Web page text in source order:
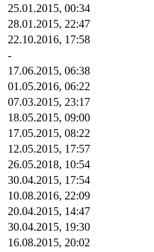
25.01.2015, 00:34
28.01.2015, 22:47
22.10.2016, 17:58
-
17.06.2015, 06:38
01.05.2016, 06:22
07.03.2015, 23:17
18.05.2015, 09:00
17.05.2015, 08:22
12.05.2015, 17:57
26.05.2018, 10:54
30.04.2015, 17:54
10.08.2016, 22:09
20.04.2015, 14:47
30.04.2015, 19:30
16.08.2015, 20:02